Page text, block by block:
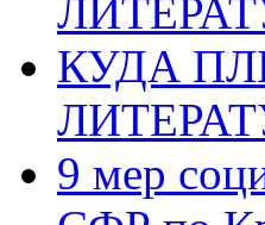
КУДА
9 мер